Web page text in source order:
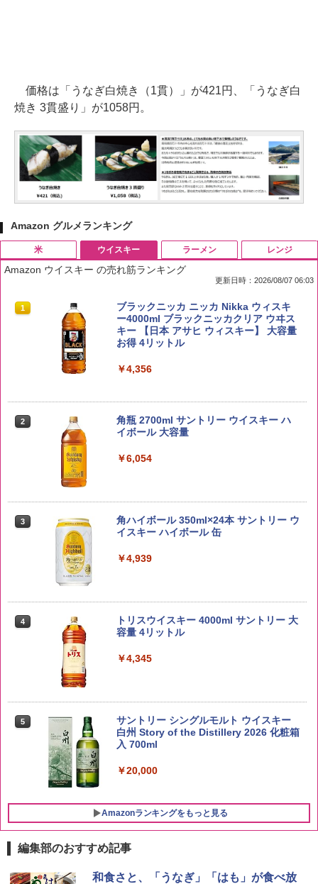
価格は「うなぎ白焼き（1貫）」が421円、「うなぎ白
焼き 3貫盛り」が1058円。
Amazon グルメランキング
米
1 by Amazon 国産ブレンド米 精米 5kg
￥2,650
5kg 長野県産 令和7年産
kg 業務用 お米マイスターブレンド
米 5kg
5kg
￥3,274
ウイスキー
Amazon ウイスキー の売れ筋ランキング
更新日時：2026/08/07 06:03
1
ブラックニッカ ニッカ Nikka ウィスキ
ー4000ml ブラックニッカクリア ウヰス
キー 【日本 アサヒ ウィスキー】 大容量
お得 4リットル
￥4,356
2
角瓶 2700ml サントリー ウイスキー ハ
イボール 大容量
￥6,054
3
角ハイボール 350ml×24本 サントリー ウ
イスキー ハイボール 缶
￥4,939
4
トリスウイスキー 4000ml サントリー 大
容量 4リットル
￥4,345
5
サントリー シングルモルト ウイスキー
白州 Story of the Distillery 2026 化粧箱
入 700ml
￥20,000
Amazonランキングをもっと見る
ラーメン
1
チキンラーメン どんぶり 85g×12個 日清
レンジ
1
[山善] スチームオーブンレンジ 25L 一人
編集部のおすすめ記事
和食さと、「うなぎ」「はも」が食べ放